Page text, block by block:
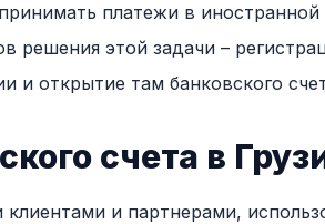
платежи в иностранной
решения этой задачи –
и открытие там банковского
счета в
и партнерами,